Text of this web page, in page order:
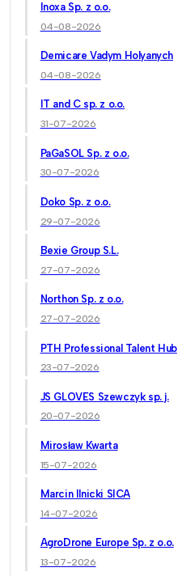
Inoxa Sp. z o.o.
04-08-2026
Demicare Vadym Holyanych
04-08-2026
IT and C sp. z o.o.
31-07-2026
PaGaSOL Sp. z o.o.
30-07-2026
Doko Sp. z o.o.
29-07-2026
Bexie Group S.L.
27-07-2026
Northon Sp. z o.o.
27-07-2026
PTH Professional Talent Hub
23-07-2026
JS GLOVES Szewczyk sp. j.
20-07-2026
Mirosław Kwarta
15-07-2026
Marcin Ilnicki SICA
14-07-2026
AgroDrone Europe Sp. z o.o.
13-07-2026